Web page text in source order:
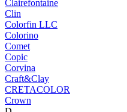
Clairefontaine
Clin
Colorfin LLC
Colorino
Comet
Copic
Corvina
Craft&Clay
CRETACOLOR
Crown